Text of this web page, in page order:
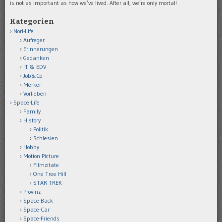
is not as important as how we’ve lived. After all, we’re only mortal!
Kategorien
Nori-Life
Aufreger
Erinnerungen
Gedanken
IT & EDV
Job&Co
Merker
Vorlieben
Space-Life
Family
History
Politik
Schlesien
Hobby
Motion Picture
Filmzitate
One Tree Hill
STAR TREK
Provinz
Space-Back
Space-Car
Space-Friends